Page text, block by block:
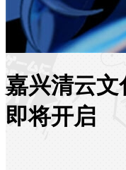
嘉兴清云文
即将开启